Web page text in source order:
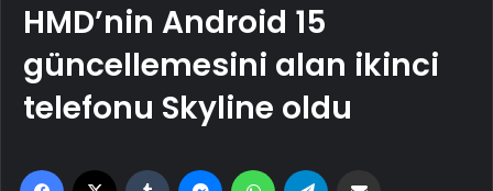
HMD’nin Android 15
güncellemesini alan ikinci
telefonu Skyline oldu
Facebook Tumblr MessengerWhatsApp